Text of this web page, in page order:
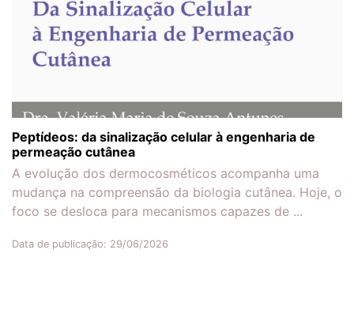
Peptídeos: da sinalização celular à engenharia de
permeação cutânea
A evolução dos dermocosméticos acompanha uma
mudança na compreensão da biologia cutânea. Hoje, o
foco se desloca para mecanismos capazes de ...
Data de publicação: 29/06/2026